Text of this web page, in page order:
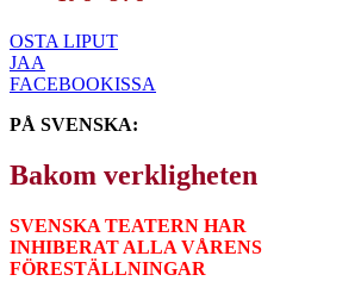
OSTA LIPUT
JAA
FACEBOOKISSA
PÅ SVENSKA:
Bakom verkligheten
SVENSKA TEATERN HAR
INHIBERAT ALLA VÅRENS
FÖRESTÄLLNINGAR